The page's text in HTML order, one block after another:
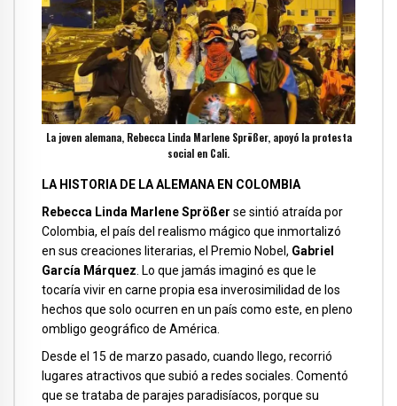
La joven alemana, Rebecca Linda Marlene Sprößer, apoyó la protesta
social en Cali.
LA HISTORIA DE LA ALEMANA EN COLOMBIA
Rebecca Linda Marlene Sprößer se sintió atraída por
Colombia, el país del realismo mágico que inmortalizó
en sus creaciones literarias, el Premio Nobel, Gabriel
García Márquez . Lo que jamás imaginó es que le
tocaría vivir en carne propia esa inverosimilidad de los
hechos que solo ocurren en un país como este, en pleno
ombligo geográfico de América.
Desde el 15 de marzo pasado, cuando llego, recorrió
lugares atractivos que subió a redes sociales. Comentó
que se trataba de parajes paradisíacos, porque su